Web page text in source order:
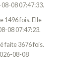
08 07:47:33.
1496 fois. Elle
08 07:47:23.
faite 3676 fois.
08-08